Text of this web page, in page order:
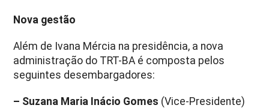
Nova gestão
Além de Ivana Mércia na presidência, a nova
administração do TRT-BA é composta pelos
seguintes desembargadores:
– Suzana Maria Inácio Gomes (Vice-Presidente)